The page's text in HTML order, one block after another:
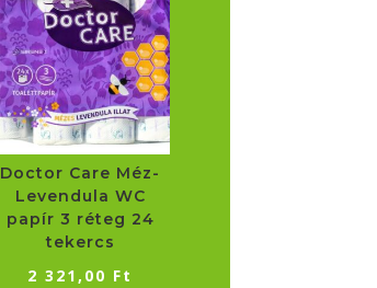
Doctor Care Méz-
Levendula WC
papír 3 réteg 24
tekercs
2 321,00 Ft